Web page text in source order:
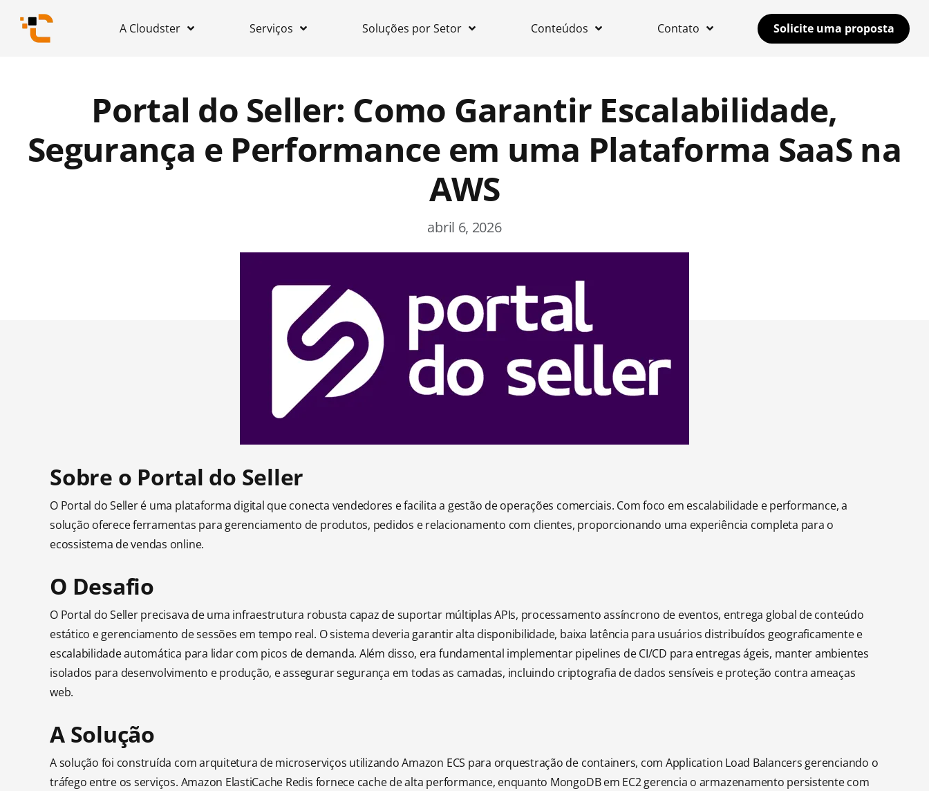
A Cloudster Serviços Soluções por Setor Conteúdos Contato Solicite uma proposta
Portal do Seller: Como Garantir Escalabilidade,
Segurança e Performance em uma Plataforma SaaS na
AWS
abril 6, 2026
Sobre o Portal do Seller
O Portal do Seller é uma plataforma digital que conecta vendedores e facilita a gestão de operações comerciais. Com foco em escalabilidade e performance, a
solução oferece ferramentas para gerenciamento de produtos, pedidos e relacionamento com clientes, proporcionando uma experiência completa para o
ecossistema de vendas online.
O Desafio
O Portal do Seller precisava de uma infraestrutura robusta capaz de suportar múltiplas APIs, processamento assíncrono de eventos, entrega global de conteúdo
estático e gerenciamento de sessões em tempo real. O sistema deveria garantir alta disponibilidade, baixa latência para usuários distribuídos geograficamente e
escalabilidade automática para lidar com picos de demanda. Além disso, era fundamental implementar pipelines de CI/CD para entregas ágeis, manter ambientes
isolados para desenvolvimento e produção, e assegurar segurança em todas as camadas, incluindo criptografia de dados sensíveis e proteção contra ameaças
web.
A Solução
A solução foi construída com arquitetura de microserviços utilizando Amazon ECS para orquestração de containers, com Application Load Balancers gerenciando o
tráfego entre os serviços. Amazon ElastiCache Redis fornece cache de alta performance, enquanto MongoDB em EC2 gerencia o armazenamento persistente com